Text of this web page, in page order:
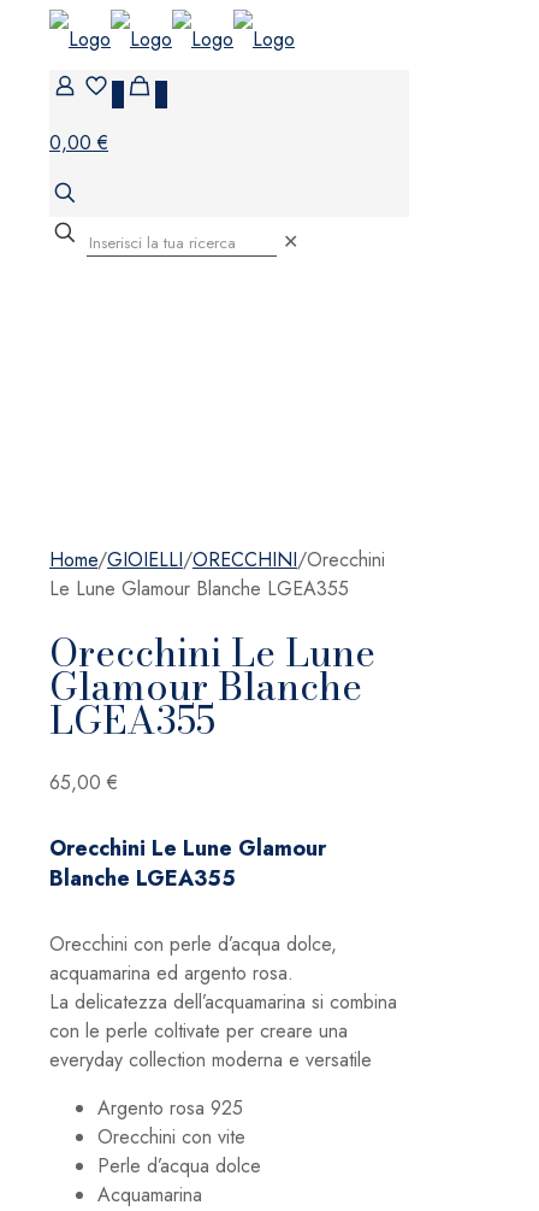
0,00 €
✕
Home/GIOIELLI/ORECCHINI/Orecchini
Le Lune Glamour Blanche LGEA355
Orecchini Le Lune
Glamour Blanche
LGEA355
65,00 €
Orecchini Le Lune Glamour
Blanche LGEA355
Orecchini con perle d’acqua dolce,
acquamarina ed argento rosa.
La delicatezza dell’acquamarina si combina
con le perle coltivate per creare una
everyday collection moderna e versatile
Argento rosa 925
Orecchini con vite
Perle d’acqua dolce
Acquamarina